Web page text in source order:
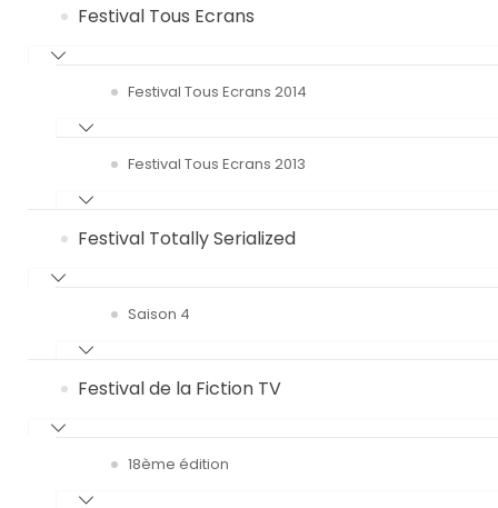
Festival Tous Ecrans
Festival Tous Ecrans 2014
Festival Tous Ecrans 2013
Festival Totally Serialized
Saison 4
Festival de la Fiction TV
18ème édition